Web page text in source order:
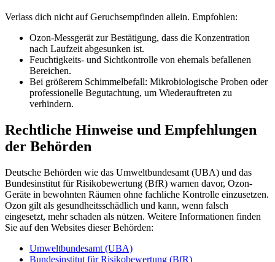
Verlass dich nicht auf Geruchsempfinden allein. Empfohlen:
Ozon-Messgerät zur Bestätigung, dass die Konzentration
nach Laufzeit abgesunken ist.
Feuchtigkeits- und Sichtkontrolle von ehemals befallenen
Bereichen.
Bei größerem Schimmelbefall: Mikrobiologische Proben oder
professionelle Begutachtung, um Wiederauftreten zu
verhindern.
Rechtliche Hinweise und Empfehlungen
der Behörden
Deutsche Behörden wie das Umweltbundesamt (UBA) und das
Bundesinstitut für Risikobewertung (BfR) warnen davor, Ozon-
Geräte in bewohnten Räumen ohne fachliche Kontrolle einzusetzen.
Ozon gilt als gesundheitsschädlich und kann, wenn falsch
eingesetzt, mehr schaden als nützen. Weitere Informationen finden
Sie auf den Websites dieser Behörden:
Umweltbundesamt (UBA)
Bundesinstitut für Risikobewertung (BfR)